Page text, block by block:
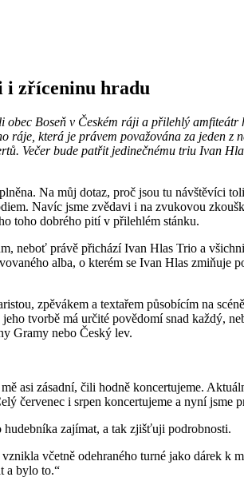
i zříceninu hradu
obec Boseň v Českém ráji a přilehlý
ráje, která je právem považována za jeden
Večer bude patřit jedinečnému triu Ivan
Na můj dotaz, proč jsou tu návštěvíci
Navíc jsme zvědavi i na zvukovou
toho dobrého pití v přilehlém stánku.
neboť právě přichází Ivan Hlas Trio a
alba, o kterém se Ivan Hlas
zpěvákem a textařem působícím na
tvorbě má určité povědomí snad každý,
Gramy nebo Český lev.
asi zásadní, čili hodně koncertujeme.
červenec i srpen koncertujeme a nyní jsme
zajímat, a tak zjišťuji podrobnosti.
včetně odehraného turné jako dárek k
a bylo to.“